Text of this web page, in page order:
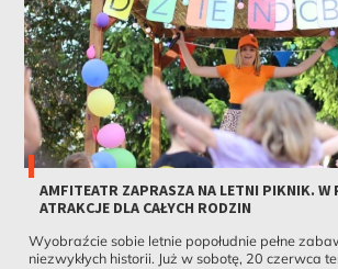
AMFITEATR ZAPRASZA NA LETNI PIKNIK. W
ATRAKCJE DLA CAŁYCH RODZIN
Wyobraźcie sobie letnie popołudnie pełne
niezwykłych historii. Już w sobotę, 20 czerwca